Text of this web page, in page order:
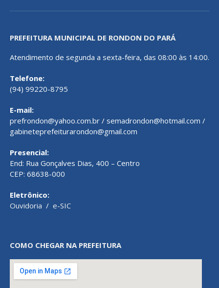
PREFEITURA MUNICIPAL DE RONDON DO PARÁ
Atendimento de segunda a sexta-feira, das 08:00 às 14:00.
Telefone:
(94) 99220-8795
E-mail:
prefrondon@yahoo.com.br / semadrondon@hotmail.com /
gabineteprefeiturarondon@gmail.com
Presencial:
End: Rua Gonçalves Dias, 400 – Centro
CEP: 68638-000
Eletrônico:
Ouvidoria / e-SIC
COMO CHEGAR NA PREFEITURA